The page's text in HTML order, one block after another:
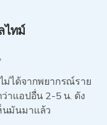
ไทม์
ม่ได้จากพยากรณ์ราย
าแอปอื่น 2-5 น. ดัง
นมันมาแล้ว